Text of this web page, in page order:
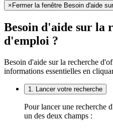
× Fermer la fenêtre Besoin d'aide
Besoin d'aide sur la
d'emploi ?
Besoin d'aide sur la recherche
informations essentielles en
1. Lancer votre recherche
Pour lancer une recherche
un des deux champs :